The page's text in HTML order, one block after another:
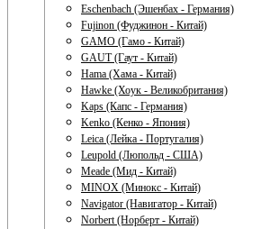
Eschenbach (Эшенбах - Германия)
Fujinon (Фуджинон - Китай)
GAMO (Гамо - Китай)
GAUT (Гаут - Китай)
Hama (Хама - Китай)
Hawke (Хоук - Великобритания)
Kaps (Капс - Германия)
Kenko (Кенко - Япония)
Leica (Лейка - Португалия)
Leupold (Люпольд - США)
Meade (Мид - Китай)
MINOX (Минокс - Китай)
Navigator (Навигатор - Китай)
Norbert (Норберт - Китай)